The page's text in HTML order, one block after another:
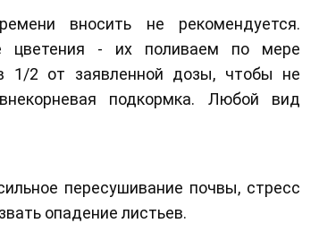
вносить не рекомендуется.
цветения - их поливаем по мере
1/2 от заявленной дозы, чтобы не
подкормка. Любой вид
пересушивание почвы, стресс
опадение листьев.